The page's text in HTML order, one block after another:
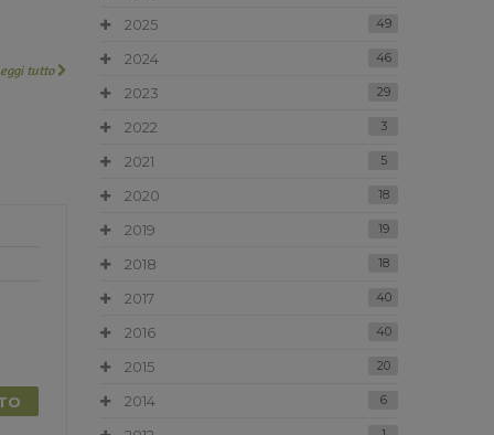
tutto
2025 49
2024 46
2023 29
2022 3
2021 5
2020 18
2019 19
2018 18
2017 40
2016 40
2015 20
2014 6